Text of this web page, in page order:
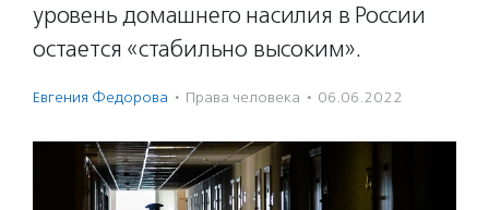
уровень домашнего насилия в России
остается «стабильно высоким».
Евгения Федорова · Права человека · 06.06.2022